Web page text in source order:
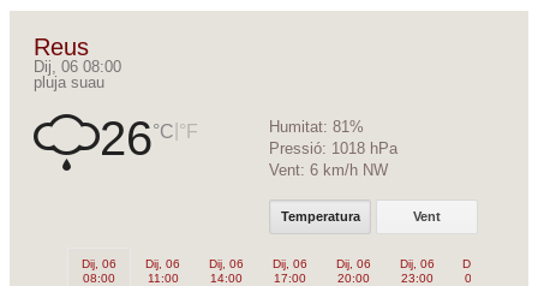
Reus
Dij, 06 08:00
pluja suau
26°C °F Humitat: 81%
Pressió: 1018 hPa
Vent: 6 km/h NW
Temperatura Vent
Dij, 06
08:00
Dij, 06
11:00
Dij, 06
14:00
Dij, 06
17:00
Dij, 06
20:00
Dij, 06
23:00
Div, 07
02:00